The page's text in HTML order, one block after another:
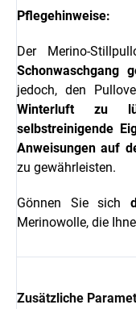
Pflegehinweise:
Der Merino-
Schonwaschgang
jedoch, den
Winterluft
zu
selbstreinigende
Anweisungen auf
zu gewährleisten.
Gönnen Sie sich
Merinowolle, die
Zusätzliche